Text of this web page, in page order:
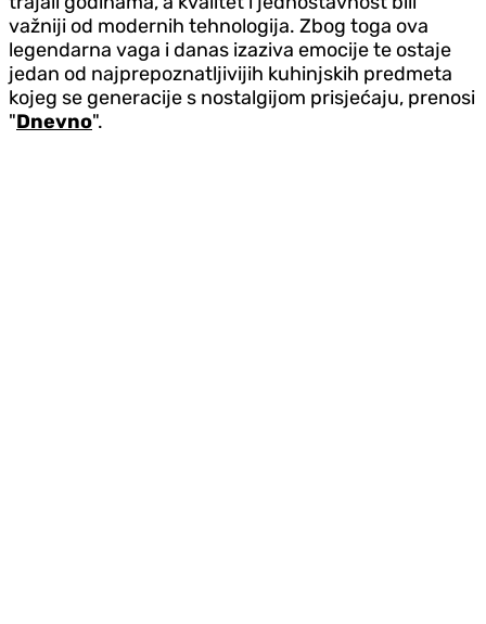
važniji od modernih tehnologija. Zbog toga ova
legendarna vaga i danas izaziva emocije te ostaje
jedan od najprepoznatljivijih kuhinjskih predmeta
kojeg se generacije s nostalgijom prisjećaju, prenosi
"Dnevno".